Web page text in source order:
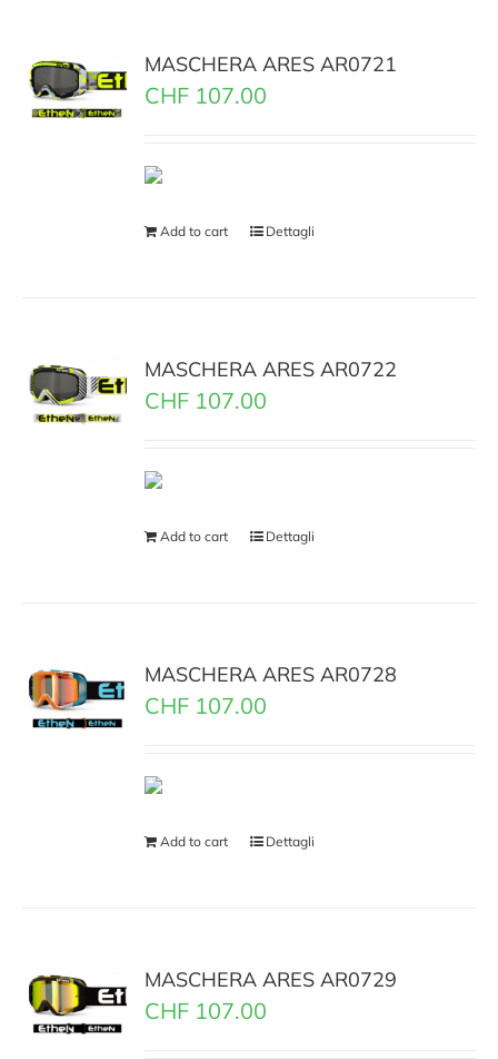
MASCHERA ARES AR0721
CHF 107.00
Add to cart Dettagli
MASCHERA ARES AR0722
CHF 107.00
Add to cart Dettagli
MASCHERA ARES AR0728
CHF 107.00
Add to cart Dettagli
MASCHERA ARES AR0729
CHF 107.00